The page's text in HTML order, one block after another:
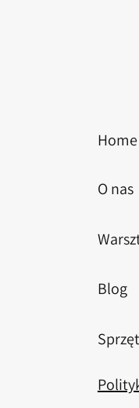
Home
O nas
Blog